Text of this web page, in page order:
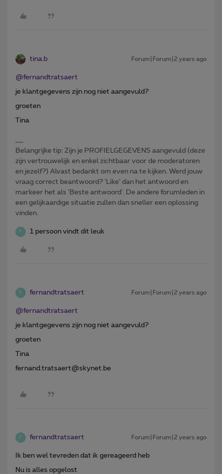
tina.b Forum|Forum|2 years ago
@fernandtratsaert
je klantgegevens zijn nog niet aangevuld?
groeten
Tina
Belangrijke tip: Zijn je PROFIELGEGEVENS aangevuld (deze
zijn vertrouwelijk en enkel zichtbaar voor de moderatoren
en jezelf?) Alvast bedankt om even na te kijken. Werd jouw
vraag correct beantwoord? ‘Like’ dan het antwoord en
markeer het als 'Beste antwoord'. De andere forumleden in
een gelijkaardige situatie zullen dan sneller een oplossing
vinden.
F 1 persoon vindt dit leuk
F fernandtratsaert Forum|Forum|2 years ago
@fernandtratsaert
je klantgegevens zijn nog niet aangevuld?
groeten
Tina
fernand.tratsaert@skynet.be
F fernandtratsaert Forum|Forum|2 years ago
Ik ben wel tevreden dat ik gereageerd heb
Nu is alles opgelost